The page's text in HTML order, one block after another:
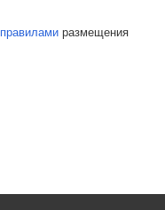
правилами размещения